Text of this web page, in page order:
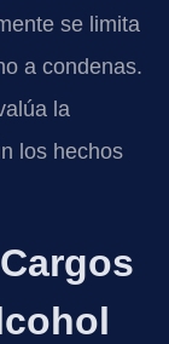
se limita
a condenas.
la
los hechos